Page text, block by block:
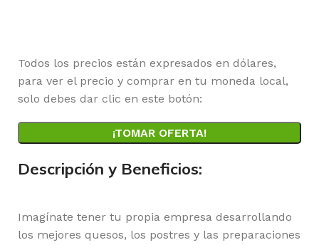
Todos los precios están expresados en dólares,
para ver el precio y comprar en tu moneda local,
solo debes dar clic en este botón:
¡TOMAR OFERTA!
Descripción y Beneficios:
Imagínate tener tu propia empresa desarrollando
los mejores quesos, los postres y las preparaciones